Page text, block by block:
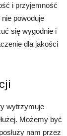
i przyjemność
powoduje
się wygodnie i
dla jakości
wytrzymuje
Możemy być
nam przez